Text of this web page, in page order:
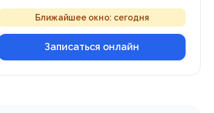
Ближайшее окно: сегодня
Записаться онлайн